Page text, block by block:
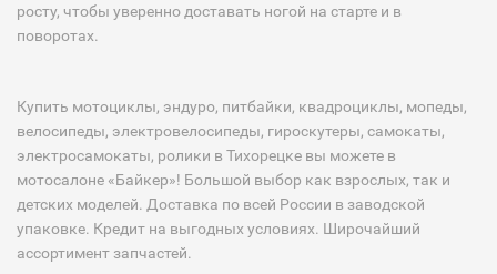
росту, чтобы уверенно доставать ногой на старте и в
поворотах.
Купить мотоциклы, эндуро, питбайки, квадроциклы, мопеды,
велосипеды, электровелосипеды, гироскутеры, самокаты,
электросамокаты, ролики в Тихорецке вы можете в
мотосалоне «Байкер»! Большой выбор как взрослых, так и
детских моделей. Доставка по всей России в заводской
упаковке. Кредит на выгодных условиях. Широчайший
ассортимент запчастей.